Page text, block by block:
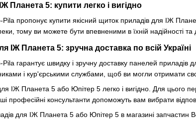
Планета 5: купити легко і вигідно
пропонує купити якісний щиток приладів для ІЖ
тому ви можете бути впевненими в їхній надійності та
ІЖ Планета 5: зручна доставка по всій Україні
гарантує швидку і зручну доставку панелей
і кур'єрськими службами, щоб ви могли отримати
ІЖ Планета 5 або Юпітер 5 легко і вигідно. Для цього
консультанти допоможуть вам вибрати
для ІЖ Планета 5 або Юпітер 5 в магазині